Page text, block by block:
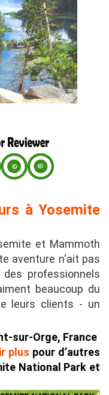
à Yosemite
et Mammoth
aventure n'ait pas
professionnels
beaucoup du
leurs clients - un
sur-Orge, France
plus pour d’autres
National Park et